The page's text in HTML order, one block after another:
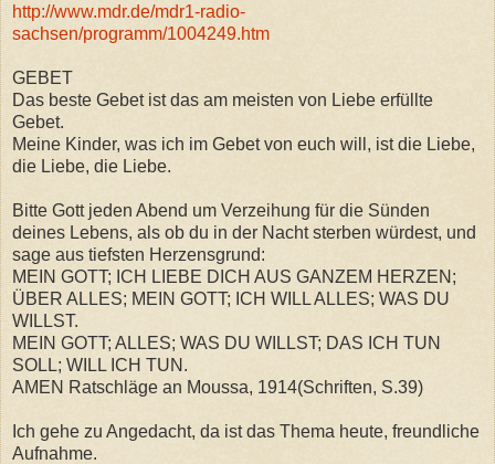
http://www.mdr.de/mdr1-radio-
sachsen/programm/1004249.htm
GEBET
Das beste Gebet ist das am meisten von Liebe erfüllte
Gebet.
Meine Kinder, was ich im Gebet von euch will, ist die Liebe,
die Liebe, die Liebe.
Bitte Gott jeden Abend um Verzeihung für die Sünden
deines Lebens, als ob du in der Nacht sterben würdest, und
sage aus tiefsten Herzensgrund:
MEIN GOTT; ICH LIEBE DICH AUS GANZEM HERZEN;
ÜBER ALLES; MEIN GOTT; ICH WILL ALLES; WAS DU
WILLST.
MEIN GOTT; ALLES; WAS DU WILLST; DAS ICH TUN
SOLL; WILL ICH TUN.
AMEN Ratschläge an Moussa, 1914(Schriften, S.39)
Ich gehe zu Angedacht, da ist das Thema heute, freundliche
Aufnahme.